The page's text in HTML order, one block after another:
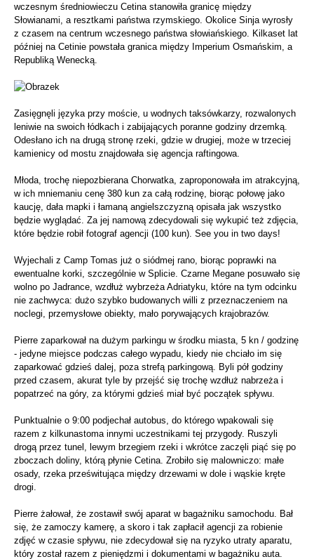
wczesnym średniowieczu Cetina stanowiła granicę między
Słowianami, a resztkami państwa rzymskiego. Okolice Sinja wyrosły
z czasem na centrum wczesnego państwa słowiańskiego. Kilkaset lat
później na Cetinie powstała granica między Imperium Osmańskim, a
Republiką Wenecką.
Zasięgnęli języka przy moście, u wodnych taksówkarzy, rozwalonych
leniwie na swoich łódkach i zabijających poranne godziny drzemką.
Odesłano ich na drugą stronę rzeki, gdzie w drugiej, może w trzeciej
kamienicy od mostu znajdowała się agencja raftingowa.
Młoda, trochę niepozbierana Chorwatka, zaproponowała im atrakcyjną,
w ich mniemaniu cenę 380 kun za całą rodzinę, biorąc połowę jako
kaucję, dała mapki i łamaną angielszczyzną opisała jak wszystko
będzie wyglądać. Za jej namową zdecydowali się wykupić też zdjęcia,
które będzie robił fotograf agencji (100 kun). See you in two days!
Wyjechali z Camp Tomas już o siódmej rano, biorąc poprawki na
ewentualne korki, szczególnie w Splicie. Czarne Megane posuwało się
wolno po Jadrance, wzdłuż wybrzeża Adriatyku, które na tym odcinku
nie zachwyca: dużo szybko budowanych willi z przeznaczeniem na
noclegi, przemysłowe obiekty, mało porywających krajobrazów.
Pierre zaparkował na dużym parkingu w środku miasta, 5 kn / godzinę
- jedyne miejsce podczas całego wypadu, kiedy nie chciało im się
zaparkować gdzieś dalej, poza strefą parkingową. Byli pół godziny
przed czasem, akurat tyle by przejść się trochę wzdłuż nabrzeża i
popatrzeć na góry, za którymi gdzieś miał być początek spływu.
Punktualnie o 9:00 podjechał autobus, do którego wpakowali się
razem z kilkunastoma innymi uczestnikami tej przygody. Ruszyli
drogą przez tunel, lewym brzegiem rzeki i wkrótce zaczęli piąć się po
zboczach doliny, którą płynie Cetina. Zrobiło się malowniczo: małe
osady, rzeka prześwitująca między drzewami w dole i wąskie kręte
drogi.
Pierre żałował, że zostawił swój aparat w bagażniku samochodu. Bał
się, że zamoczy kamerę, a skoro i tak zapłacił agencji za robienie
zdjęć w czasie spływu, nie zdecydował się na ryzyko utraty aparatu,
który został razem z pieniędzmi i dokumentami w bagażniku auta.